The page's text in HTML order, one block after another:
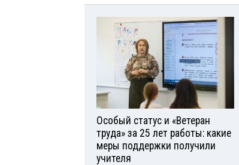
Особый статус и «Ветеран
труда» за 25 лет работы: какие
меры поддержки получили
учителя